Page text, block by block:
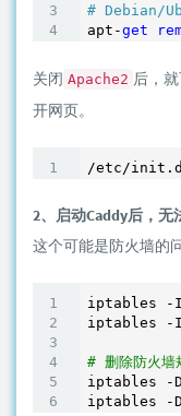
# Debian/
apt-get
关闭 Apache2 后，
开网页。
/etc/
2、启动Caddy后，无
这个可能是防火墙的
iptables -I
iptables -I
# 删除防火
iptables -
iptables -